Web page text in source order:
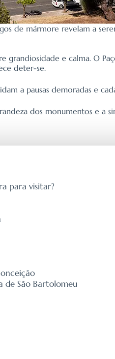
de mármore revelam a
e calma. O
deter-se.
a pausas demoradas e
dos monumentos e
para visitar?
de São Bartolomeu